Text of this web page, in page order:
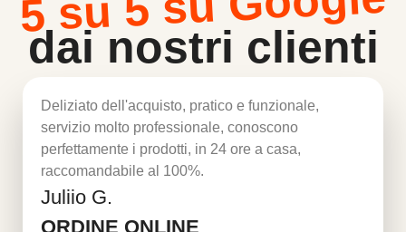
dai nostri clienti
Deliziato dell'acquisto, pratico e funzionale,
servizio molto professionale, conoscono
perfettamente i prodotti, in 24 ore a casa,
raccomandabile al 100%.
Juliio G.
ORDINE ONLINE